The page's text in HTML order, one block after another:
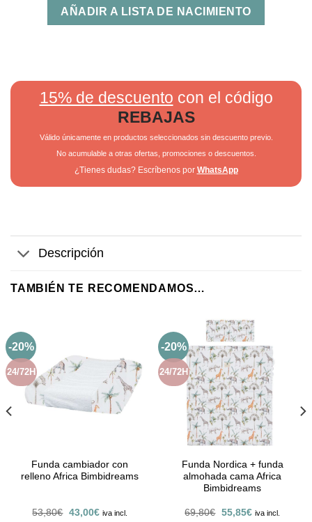
AÑADIR A LISTA DE NACIMIENTO
15% de descuento con el código
REBAJAS
Válido únicamente en productos seleccionados sin descuento previo.
No acumulable a otras ofertas, promociones o descuentos.
¿Tienes dudas? Escríbenos por WhatsApp
Descripción
TAMBIÉN TE RECOMENDAMOS…
-20%
24/72H
Funda cambiador con
relleno Africa Bimbidreams
53,80€ El
43,00€Eliva incl.
-20%
24/72H
Funda Nordica + funda
almohada cama Africa
Bimbidreams
69,80€ El
55,85€Eliva incl.